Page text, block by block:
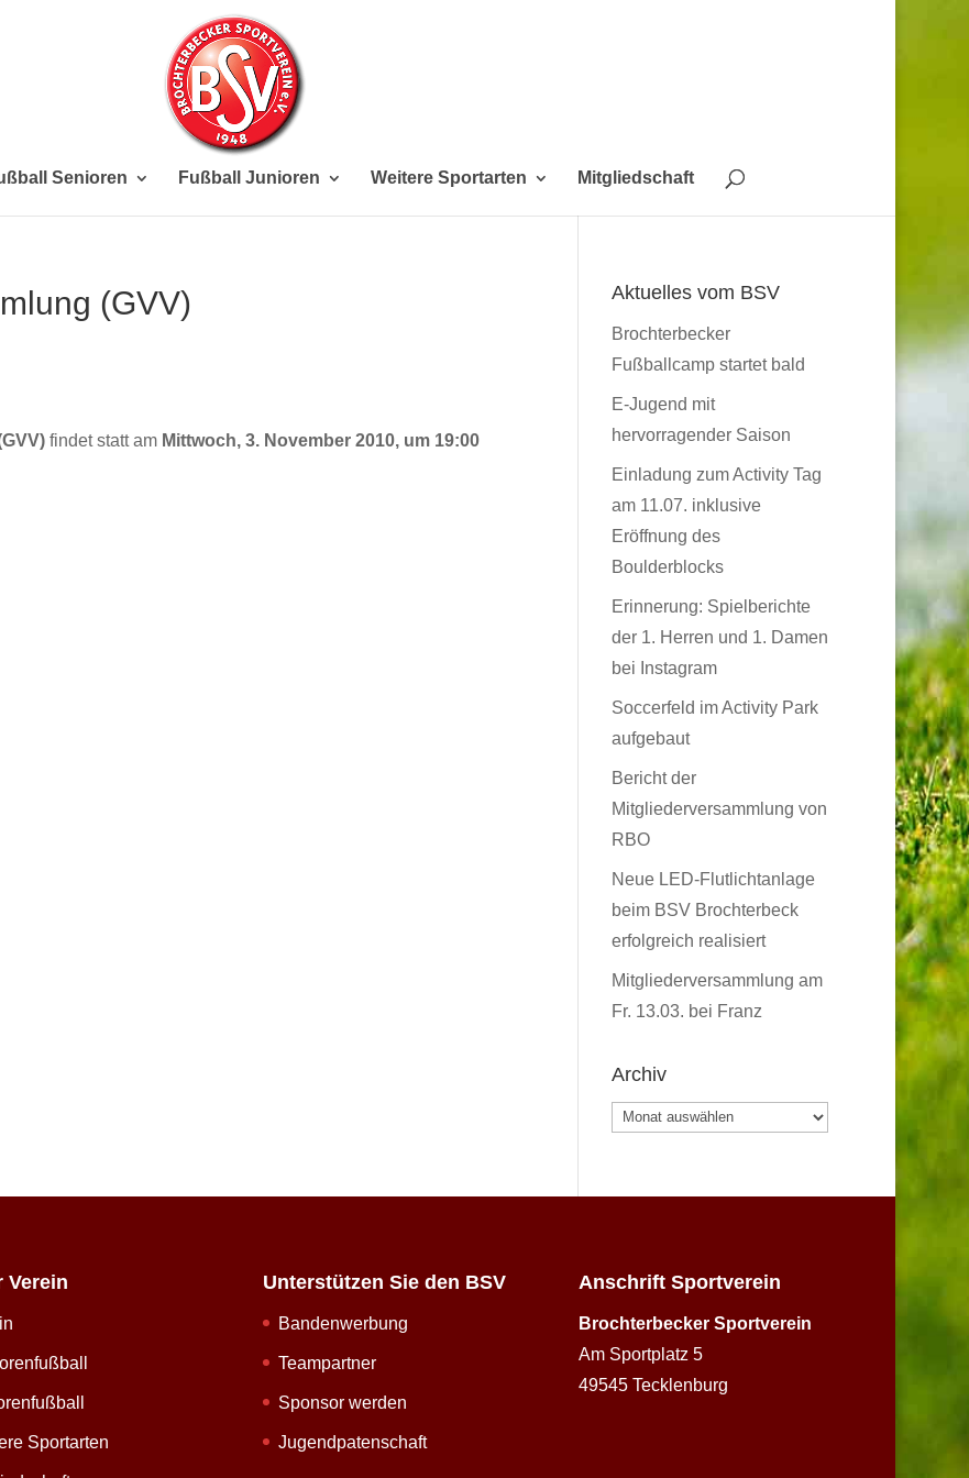
Senioren Fußball Junioren Weitere Sportarten Mitgliedschaft
(GVV)
findet statt am Mittwoch, 3. November 2010, um 19:00
Aktuelles vom BSV
Brochterbecker
Fußballcamp startet bald
E-Jugend mit
hervorragender Saison
Einladung zum Activity Tag
am 11.07. inklusive
Eröffnung des
Boulderblocks
Erinnerung: Spielberichte
der 1. Herren und 1. Damen
bei Instagram
Soccerfeld im Activity Park
aufgebaut
Bericht der
Mitgliederversammlung von
RBO
Neue LED-Flutlichtanlage
beim BSV Brochterbeck
erfolgreich realisiert
Mitgliederversammlung am
Fr. 13.03. bei Franz
Archiv
Archiv
Verein
Sportarten
Unterstützen Sie den BSV
Bandenwerbung
Teampartner
Sponsor werden
Jugendpatenschaft
Anschrift Sportverein
Brochterbecker Sportverein
Am Sportplatz 5
49545 Tecklenburg